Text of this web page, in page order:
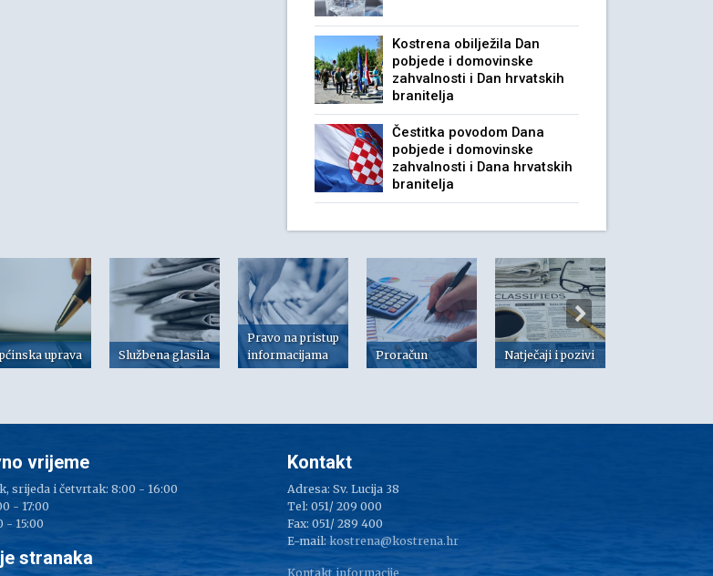
Kostrena obilježila Dan
pobjede i domovinske
zahvalnosti i Dan hrvatskih
branitelja
Čestitka povodom Dana
pobjede i domovinske
zahvalnosti i Dana hrvatskih
branitelja
uprava Službena glasila
Pravo na pristup
informacijama
Proračun Natječaji i pozivi
vrijeme
srijeda i četvrtak: 8:00 - 16:00
- 17:00
- 15:00
stranaka
Kontakt
Adresa: Sv. Lucija 38
Tel: 051/ 209 000
Fax: 051/ 289 400
E-mail: kostrena@kostrena.hr
Kontakt informacije